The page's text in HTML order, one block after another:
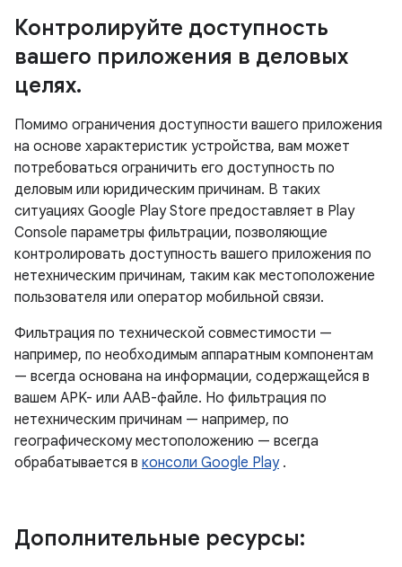
Контролируйте доступность
вашего приложения в деловых
целях.
Помимо ограничения доступности вашего приложения
на основе характеристик устройства, вам может
потребоваться ограничить его доступность по
деловым или юридическим причинам. В таких
ситуациях Google Play Store предоставляет в Play
Console параметры фильтрации, позволяющие
контролировать доступность вашего приложения по
нетехническим причинам, таким как местоположение
пользователя или оператор мобильной связи.
Фильтрация по технической совместимости —
например, по необходимым аппаратным компонентам
— всегда основана на информации, содержащейся в
вашем APK- или AAB-файле. Но фильтрация по
нетехническим причинам — например, по
географическому местоположению — всегда
обрабатывается в консоли Google Play.
Дополнительные ресурсы: